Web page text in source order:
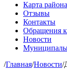
Карта района
Отзывы
Контакты
Обращения к
Новости
/Главная/Новости/